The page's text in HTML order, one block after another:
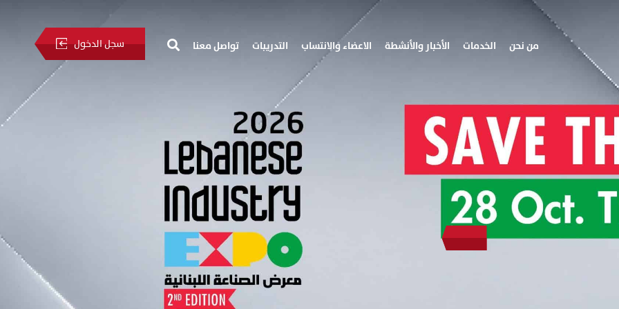
سجل الدخول من نحن الخدمات الأخبار والأنشطة الاعضاء والانتساب التدريبات تواصل معنا